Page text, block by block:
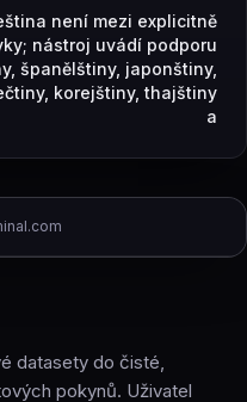
datasety do čisté,
pokynů. Uživatel
není mezi explicitně
nástroj uvádí podporu
španělštiny, japonštiny,
korejštiny, thajštiny
a